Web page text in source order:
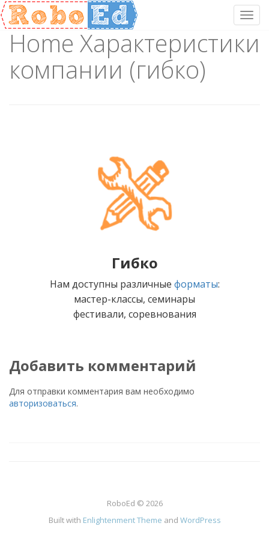
SkipHome Характеристики
компании (гибко)
Гибко
Нам доступны различные форматы:
мастер-классы, семинары
фестивали, соревнования
Добавить комментарий
Для отправки комментария вам необходимо
авторизоваться.
RoboEd © 2026
Built with Enlightenment Theme and WordPress